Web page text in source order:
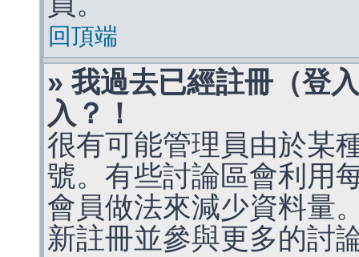
回頂端
» 我過去已經註冊（登
入？！
很有可能管理員由於某
號。有些討論區會利用
會員做法來減少資料量
新註冊並參與更多的討